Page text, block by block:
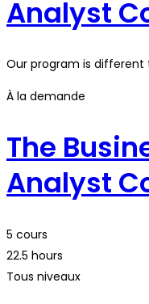
Analyst
Our program is
À la demande
The
Analyst
5 cours
22.5 hours
Tous niveaux